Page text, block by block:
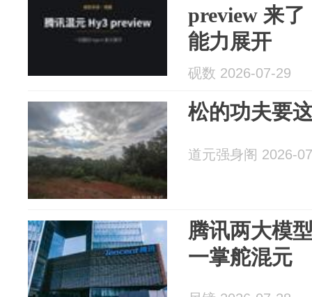
preview 来
能力展开
砚数 2026-07-29
松的功夫要
道元强身阁 2026-
腾讯两大模
一掌舵混元